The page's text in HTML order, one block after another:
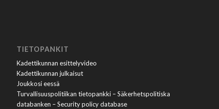
TIETOPANKIT
Kadettikunnan esittelyvideo
Kadettikunnan julkaisut
Joukkosi eessä
Turvallisuuspolitiikan tietopankki – Säkerhetspolitiska
databanken – Security policy database